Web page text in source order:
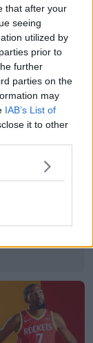
that after your
seeing
utilized by
prior to
further
parties on the
may
IAB’s List of
it to other
Paris FC
des